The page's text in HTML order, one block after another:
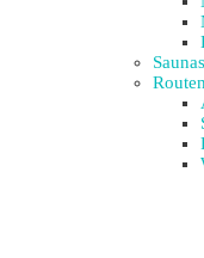
Saunas
Routen